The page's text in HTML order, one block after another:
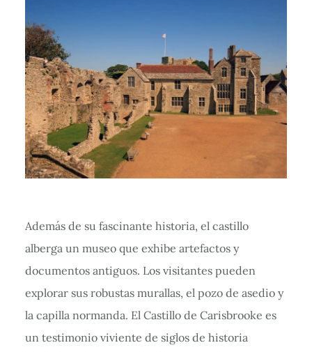
Además de su fascinante historia, el castillo
alberga un museo que exhibe artefactos y
documentos antiguos. Los visitantes pueden
explorar sus robustas murallas, el pozo de asedio y
la capilla normanda. El Castillo de Carisbrooke es
un testimonio viviente de siglos de historia